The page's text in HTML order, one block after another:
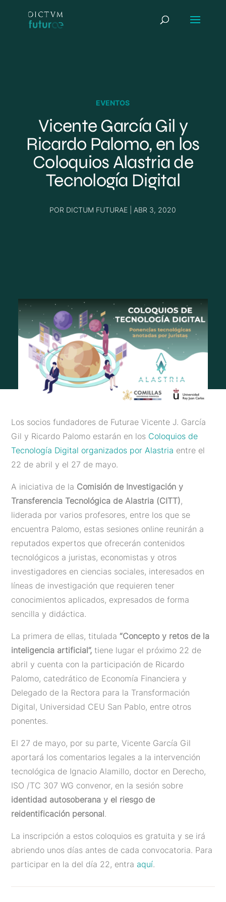
EVENTOS
Vicente García Gil y
Ricardo Palomo, en los
Coloquios Alastria de
Tecnología Digital
POR DICTUM FUTURAE ABR 3, 2020
Los socios fundadores de Futurae Vicente J. García
Gil y Ricardo Palomo estarán en los Coloquios de
Tecnología Digital organizados por Alastria entre el
22 de abril y el 27 de mayo.
A iniciativa de la Comisión de Investigación y
Transferencia Tecnológica de Alastria (CITT),
liderada por varios profesores, entre los que se
encuentra Palomo, estas sesiones online reunirán a
reputados expertos que ofrecerán contenidos
tecnológicos a juristas, economistas y otros
investigadores en ciencias sociales, interesados en
líneas de investigación que requieren tener
conocimientos aplicados, expresados de forma
sencilla y didáctica.
La primera de ellas, titulada“Concepto y retos de la
inteligencia artificial”, tiene lugar el próximo 22 de
abril y cuenta con la participación de Ricardo
Palomo, catedrático de Economía Financiera y
Delegado de la Rectora para la Transformación
Digital, Universidad CEU San Pablo, entre otros
ponentes.
El 27 de mayo, por su parte, Vicente García Gil
aportará los comentarios legales a la intervención
tecnológica de Ignacio Alamillo, doctor en Derecho,
ISO /TC 307 WG convenor, en la sesión sobre
identidad autosoberana y el riesgo de
reidentificación personal.
La inscripción a estos coloquios es gratuita y se irá
abriendo unos días antes de cada convocatoria. Para
participar en la del día 22, entra aquí.